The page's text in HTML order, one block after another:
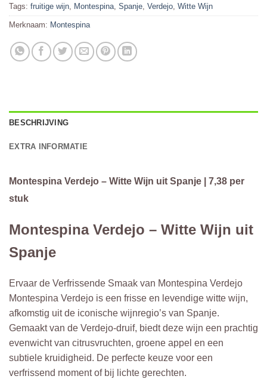
Tags: fruitige wijn Montespina Spanje Verdejo Witte Wijn
Merknaam: Montespina
BESCHRIJVING
EXTRA INFORMATIE
Montespina Verdejo – Witte Wijn uit Spanje | 7,38 per
stuk
Montespina Verdejo – Witte Wijn uit
Spanje
Ervaar de Verfrissende Smaak van Montespina Verdejo
Montespina Verdejo is een frisse en levendige witte wijn,
afkomstig uit de iconische wijnregio’s van Spanje.
Gemaakt van de Verdejo-druif, biedt deze wijn een prachtig
evenwicht van citrusvruchten, groene appel en een
subtiele kruidigheid. De perfecte keuze voor een
verfrissend moment of bij lichte gerechten.